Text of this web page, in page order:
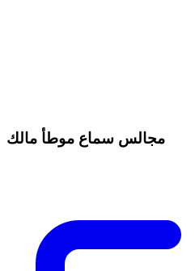
مجالس سماع موطأ مالك